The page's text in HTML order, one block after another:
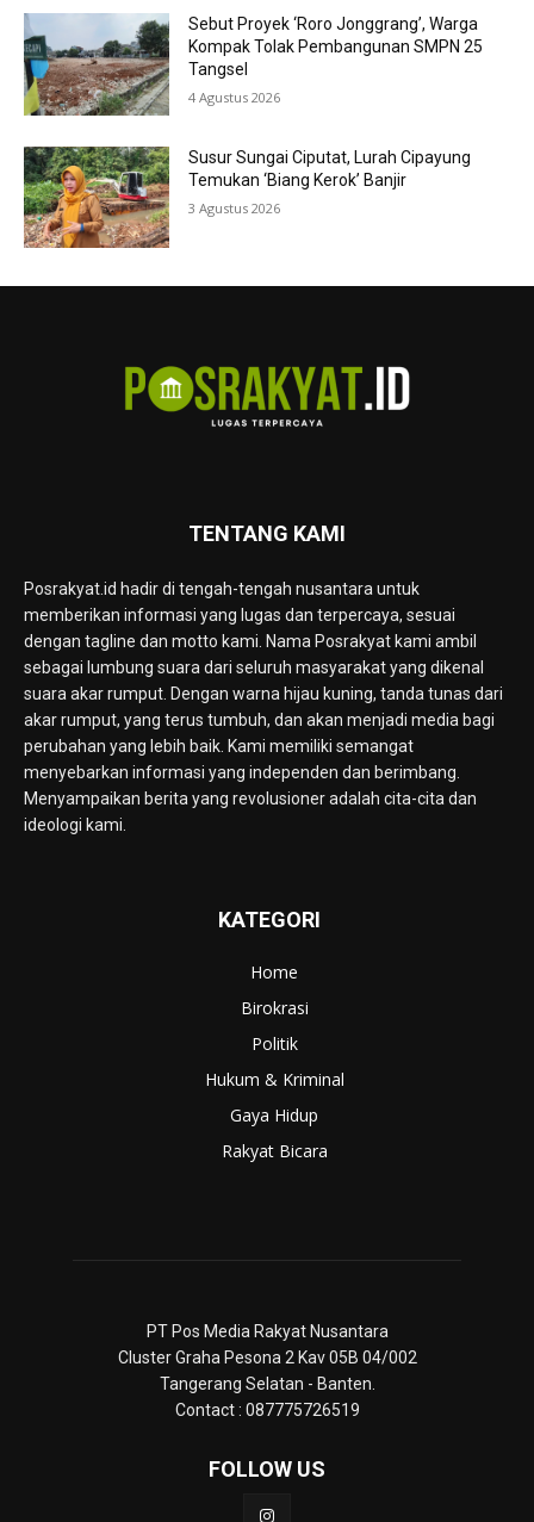
Sebut Proyek ‘Roro Jonggrang’, Warga
Kompak Tolak Pembangunan SMPN 25
Tangsel
4 Agustus 2026
Susur Sungai Ciputat, Lurah Cipayung
Temukan ‘Biang Kerok’ Banjir
3 Agustus 2026
TENTANG KAMI
Posrakyat.id hadir di tengah-tengah nusantara untuk
memberikan informasi yang lugas dan terpercaya, sesuai
dengan tagline dan motto kami. Nama Posrakyat kami ambil
sebagai lumbung suara dari seluruh masyarakat yang dikenal
suara akar rumput. Dengan warna hijau kuning, tanda tunas dari
akar rumput, yang terus tumbuh, dan akan menjadi media bagi
perubahan yang lebih baik. Kami memiliki semangat
menyebarkan informasi yang independen dan berimbang.
Menyampaikan berita yang revolusioner adalah cita-cita dan
ideologi kami.
KATEGORI
Home
Birokrasi
Politik
Hukum & Kriminal
Gaya Hidup
Rakyat Bicara
PT Pos Media Rakyat Nusantara
Cluster Graha Pesona 2 Kav 05B 04/002
Tangerang Selatan - Banten.
Contact : 087775726519
FOLLOW US